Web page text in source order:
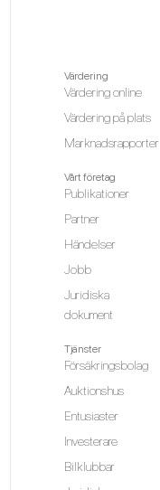
Värdering
Värdering online
Värdering på plats
Marknadsrapporter
Vårt företag
Publikationer
Partner
Händelser
Jobb
Juridiska
dokument
Tjänster
Försäkringsbolag
Auktionshus
Entusiaster
Investerare
Bilklubbar